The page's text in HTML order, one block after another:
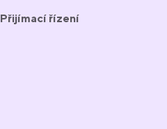
Přijímací řízení